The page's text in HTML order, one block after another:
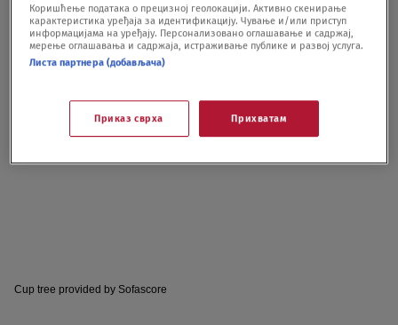
Cup tree provided by Sofascore
Коришћење података о прецизној геолокацији. Активно скенирање
карактеристика уређаја за идентификацију. Чување и/или приступ
информацијама на уређају. Персонализовано оглашавање и садржај,
мерење оглашавања и садржаја, истраживање публике и развој услуга.
Листа партнера (добављача)
Приказ сврха Прихватам